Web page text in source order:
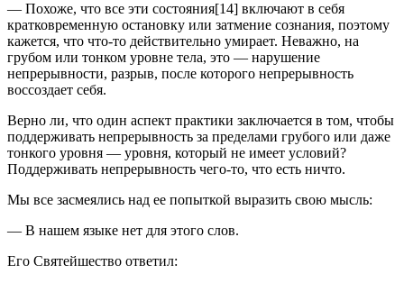
— Похоже, что все эти состояния[14] включают в себя
кратковременную остановку или затмение сознания, поэтому
кажется, что что-то действительно умирает. Неважно, на
грубом или тонком уровне тела, это — нарушение
непрерывности, разрыв, после которого непрерывность
воссоздает себя.
Верно ли, что один аспект практики заключается в том, чтобы
поддерживать непрерывность за пределами грубого или даже
тонкого уровня — уровня, который не имеет условий?
Поддерживать непрерывность чего-то, что есть ничто.
Мы все засмеялись над ее попыткой выразить свою мысль:
— В нашем языке нет для этого слов.
Его Святейшество ответил: